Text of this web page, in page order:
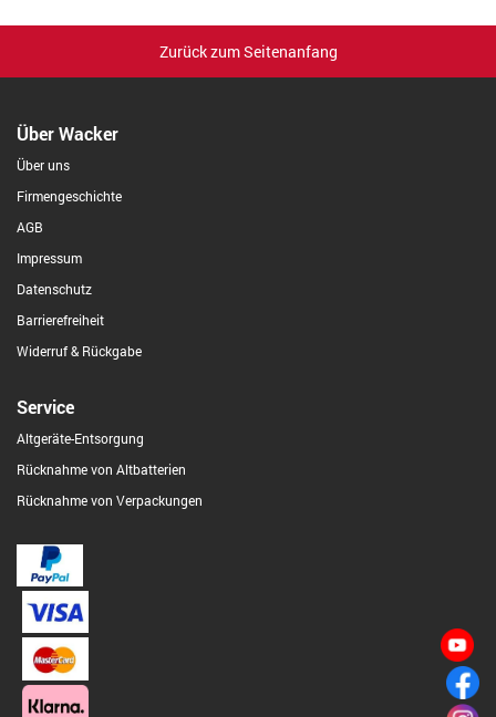
Zurück zum Seitenanfang
Über Wacker
Über uns
Firmengeschichte
AGB
Impressum
Datenschutz
Barrierefreiheit
Widerruf & Rückgabe
Service
Altgeräte-Entsorgung
Rücknahme von Altbatterien
Rücknahme von Verpackungen